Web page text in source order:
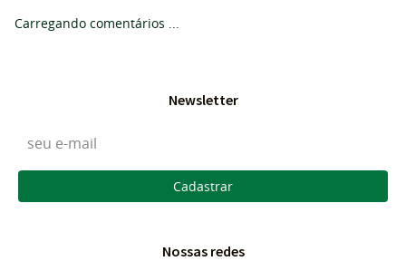
Carregando comentários ...
Newsletter
Cadastrar
Nossas redes